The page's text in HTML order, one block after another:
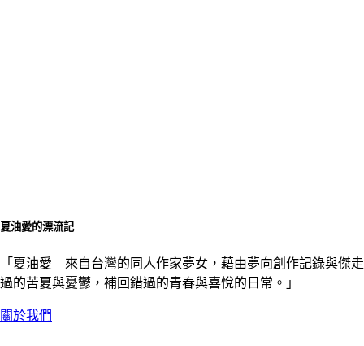
夏油愛的漂流記
「夏油愛––來自台灣的同人作家夢女，藉由夢向創作記錄與傑走
過的苦夏與憂鬱，補回錯過的青春與喜悅的日常。」
關於我們